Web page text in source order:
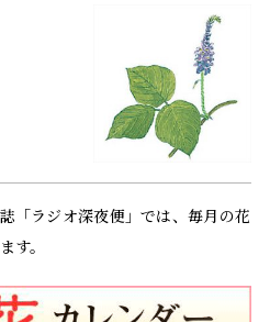
「ラジオ深夜便」では、毎月の花
す。